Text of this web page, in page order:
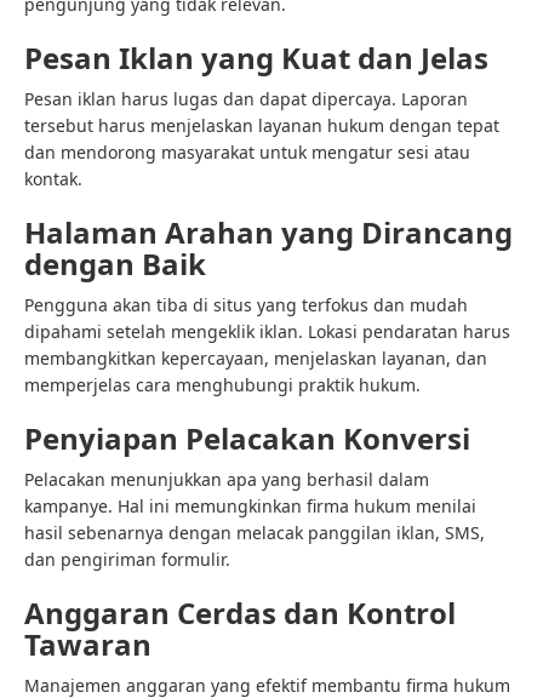
Pesan Iklan yang Kuat dan Jelas
Pesan iklan harus lugas dan dapat dipercaya. Laporan
tersebut harus menjelaskan layanan hukum dengan tepat
dan mendorong masyarakat untuk mengatur sesi atau
kontak.
Halaman Arahan yang Dirancang
dengan Baik
Pengguna akan tiba di situs yang terfokus dan mudah
dipahami setelah mengeklik iklan. Lokasi pendaratan harus
membangkitkan kepercayaan, menjelaskan layanan, dan
memperjelas cara menghubungi praktik hukum.
Penyiapan Pelacakan Konversi
Pelacakan menunjukkan apa yang berhasil dalam
kampanye. Hal ini memungkinkan firma hukum menilai
hasil sebenarnya dengan melacak panggilan iklan, SMS,
dan pengiriman formulir.
Anggaran Cerdas dan Kontrol
Tawaran
Manajemen anggaran yang efektif membantu firma hukum